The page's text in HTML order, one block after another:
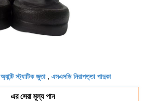
অ্যান্টি স্ট্যাটিক জুতা, এসএসডি নিরাপত্তা পাদুকা
এর সেরা মূল্য পান